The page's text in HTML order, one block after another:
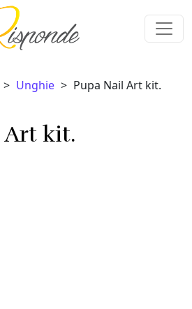
Unghie Pupa Nail Art kit.
Art kit.